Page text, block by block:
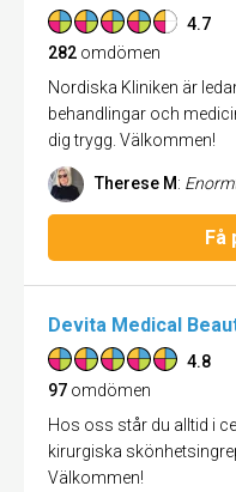
4.7
282 omdömen
Nordiska Kliniken är
behandlingar och
dig trygg. Välkommen!
Therese M: Enormt trevlig och kunnig
Få
Devita Medical
4.8
97 omdömen
Hos oss står du alltid i
kirurgiska
Välkommen!